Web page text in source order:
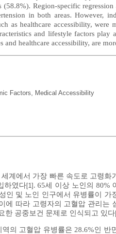
Region-specific
in both areas. However,
as healthcare accessibility,
and lifestyle factors play
healthcare accessibility, are
Factors, Medical Accessibility
계에서 가장 빠른 속도로 고령화
하였다[1] . 65세 이상 노인의 80%
인 및 노인 인구에서 유병률이 가
에 따라 고령자의 고혈압 관리는
한 공중보건 문제로 인식되고 있다
의 고혈압 유병률은 28.6%인